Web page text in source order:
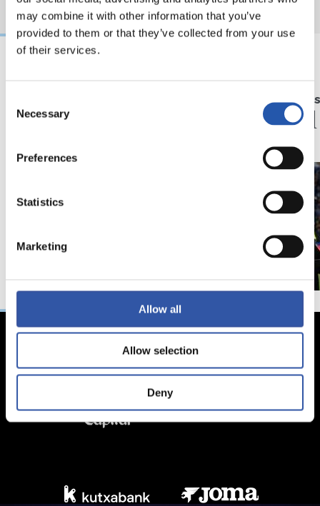
may combine it with other information that you’ve
provided to them or that they’ve collected from your use
of their services.
Selection
Necessary
Preferences
Statistics
Marketing
Allow all
Allow selection
Deny
“Salvo el final, partido
ALEXANDER
De